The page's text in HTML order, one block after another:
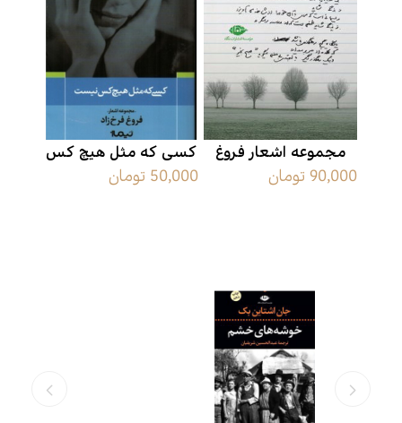
مجموعه اشعار فروغ
فرخزاد 90,000 تومان
کسی که مثل هیچ کس
نیست فروغ فرخزاد
50,000 تومان